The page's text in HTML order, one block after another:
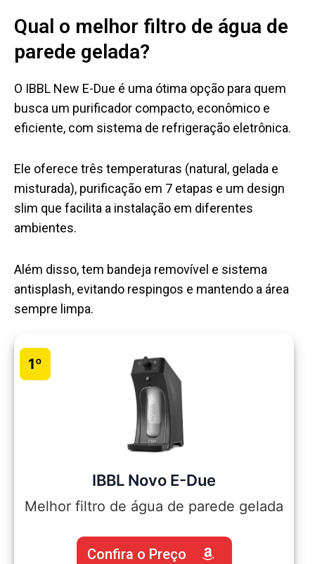
Qual o melhor filtro de água de
parede gelada?
O IBBL New E-Due é uma ótima opção para quem
busca um purificador compacto, econômico e
eficiente, com sistema de refrigeração eletrônica.
Ele oferece três temperaturas (natural, gelada e
misturada), purificação em 7 etapas e um design
slim que facilita a instalação em diferentes
ambientes.
Além disso, tem bandeja removível e sistema
antisplash, evitando respingos e mantendo a área
sempre limpa.
1º
IBBL Novo E-Due
Melhor filtro de água de parede gelada
Confira o Preço